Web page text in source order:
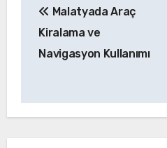
gezinmesi
Malatyada Araç
Kiralama ve
Navigasyon Kullanımı